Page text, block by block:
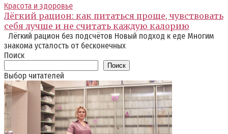
Красота и здоровье
Лёгкий рацион: как питаться проще, чувствовать
себя лучше и не считать каждую калорию
Лёгкий рацион без подсчётов Новый подход к еде Многим
знакома усталость от бесконечных
Поиск
Поиск
Выбор читателей